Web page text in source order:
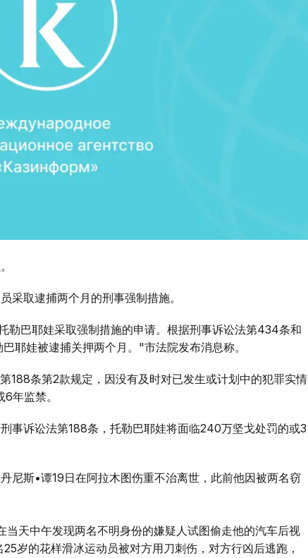
采取逮捕两个月的刑事强制措施。
勒巴耶娃采取强制措施的申请。根据刑事诉讼法第434条和
耶娃被逮捕关押两个月。"市法院发布消息称。
188条第2款规定，因没有及时对已发生或计划中的犯罪实情
年监禁。
事诉讼法第188条，托勒巴耶娃将面临240万坚戈处罚的或3
尼斯•谭19日在阿拉木图伤重不治离世，此前他因被两名窃
天中午发现两名不明身份的嫌疑人试图偷走他的汽车后视
岁的花样滑冰运动员被对方用刀刺伤，对方行凶后逃跑，